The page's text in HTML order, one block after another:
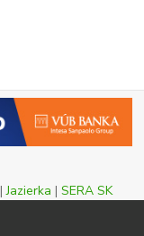
|Jazierka | SERA SK